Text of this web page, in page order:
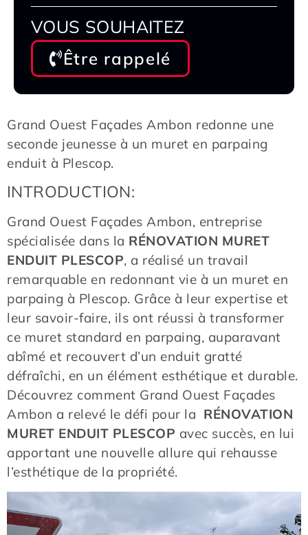
VOUS SOUHAITEZ
Être rappelé
Grand Ouest Façades Ambon redonne une
seconde jeunesse à un muret en parpaing
enduit à Plescop.
INTRODUCTION:
Grand Ouest Façades Ambon, entreprise
spécialisée dans la RÉNOVATION MURET
ENDUIT PLESCOP, a réalisé un travail
remarquable en redonnant vie à un muret en
parpaing à Plescop. Grâce à leur expertise et
leur savoir-faire, ils ont réussi à transformer
ce muret standard en parpaing, auparavant
abîmé et recouvert d’un enduit gratté
défraîchi, en un élément esthétique et durable.
Découvrez comment Grand Ouest Façades
Ambon a relevé le défi pour la RÉNOVATION
MURET ENDUIT PLESCOP avec succès, en lui
apportant une nouvelle allure qui rehausse
l’esthétique de la propriété.